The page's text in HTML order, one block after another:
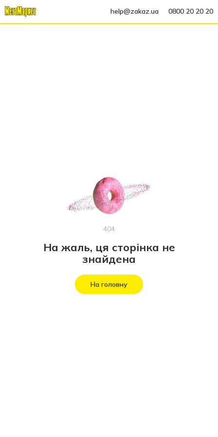
help@zakaz.ua 0800 20 20 20
404
На жаль, ця сторінка не
знайдена
На головну